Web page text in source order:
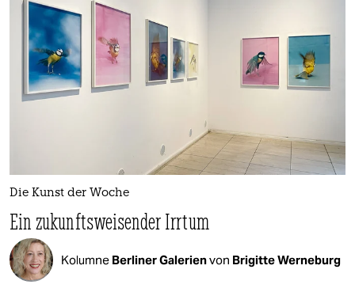
Die Kunst der Woche
Ein zukunftsweisender Irrtum
Kolumne Berliner Galerienvon Brigitte Werneburg